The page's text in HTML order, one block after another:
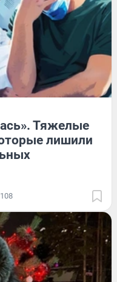
Тяжелые
лишили
108